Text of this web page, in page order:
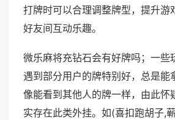
打牌时可以合理调整牌型，提升游
好友间互动乐趣。
微乐麻将充钻石会有好牌吗；一些
遇到部分用户的牌特别好，总是能
像能看到其他人的牌一样，由此怀
实存在此类外挂。如(喜扣跑胡子,